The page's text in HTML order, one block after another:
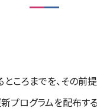
ころまでを、その
プログラムを配布す